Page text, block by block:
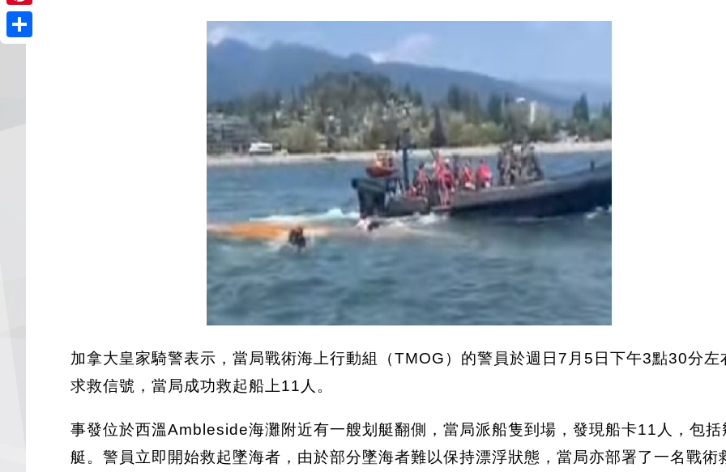
Pinterest
加拿大皇家騎警表示，當局戰術海上行動組（TMOG）的警員於週日7月5日下午3點30分
求救信號，當局成功救起船上11人。
事發位於西溫Ambleside海灘附近有一艘划艇翻側，當局派船隻到場，發現船卡11人，包
艇。警員立即開始救起墜海者，由於部分墜海者難以保持漂浮狀態，當局亦部署了一名戰術